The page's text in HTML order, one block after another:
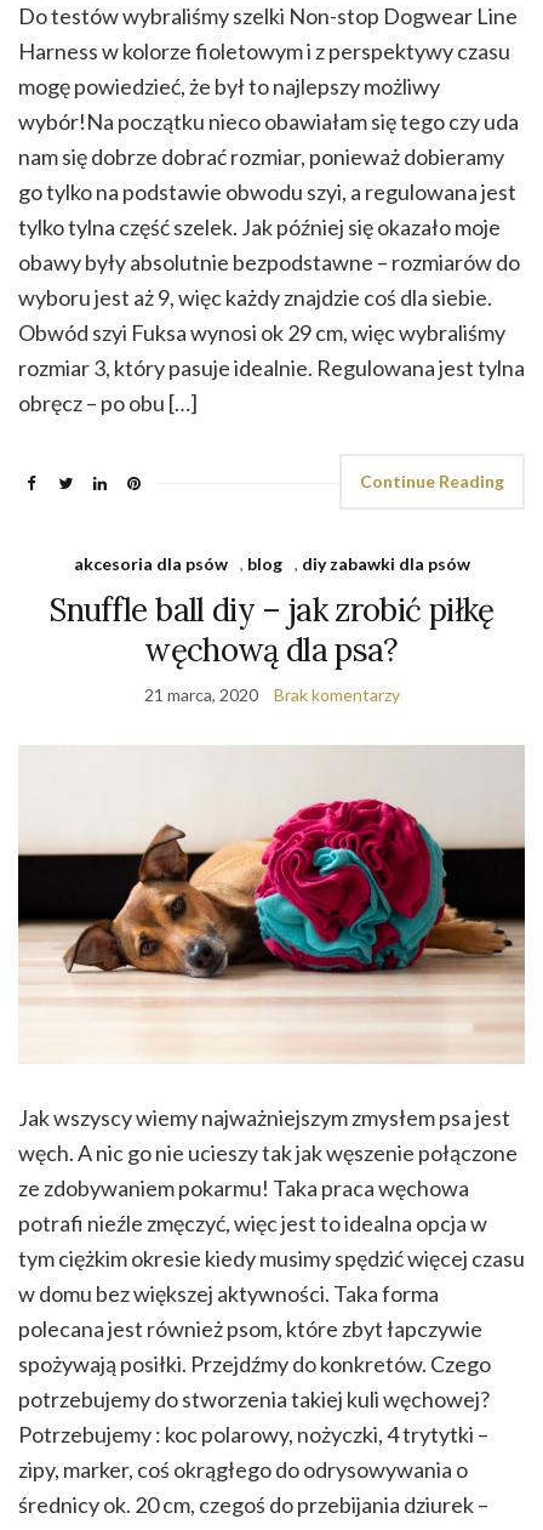
Do testów wybraliśmy szelki Non-stop Dogwear Line
Harness w kolorze fioletowym i z perspektywy czasu
mogę powiedzieć, że był to najlepszy możliwy
wybór!Na początku nieco obawiałam się tego czy uda
nam się dobrze dobrać rozmiar, ponieważ dobieramy
go tylko na podstawie obwodu szyi, a regulowana jest
tylko tylna część szelek. Jak później się okazało moje
obawy były absolutnie bezpodstawne – rozmiarów do
wyboru jest aż 9, więc każdy znajdzie coś dla siebie.
Obwód szyi Fuksa wynosi ok 29 cm, więc wybraliśmy
rozmiar 3, który pasuje idealnie. Regulowana jest tylna
obręcz – po obu […]
Continue Reading
akcesoria dla psów , blog , diy zabawki dla psów
Snuffle ball diy – jak zrobić piłkę
węchową dla psa?
21 marca, 2020 Brak komentarzy
Jak wszyscy wiemy najważniejszym zmysłem psa jest
węch. A nic go nie ucieszy tak jak węszenie połączone
ze zdobywaniem pokarmu! Taka praca węchowa
potrafi nieźle zmęczyć, więc jest to idealna opcja w
tym ciężkim okresie kiedy musimy spędzić więcej czasu
w domu bez większej aktywności. Taka forma
polecana jest również psom, które zbyt łapczywie
spożywają posiłki. Przejdźmy do konkretów. Czego
potrzebujemy do stworzenia takiej kuli węchowej?
Potrzebujemy : koc polarowy, nożyczki, 4 trytytki –
zipy, marker, coś okrągłego do odrysowywania o
średnicy ok. 20 cm, czegoś do przebijania dziurek –